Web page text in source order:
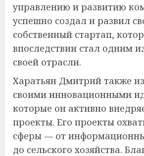
управлению и развитию
успешно создал и развил
собственный стартап,
впоследствии стал одним
своей отрасли.
Харатьян Дмитрий также
своими инновационными
которые он активно
проекты. Его проекты
сферы — от
до сельского хозяйства.